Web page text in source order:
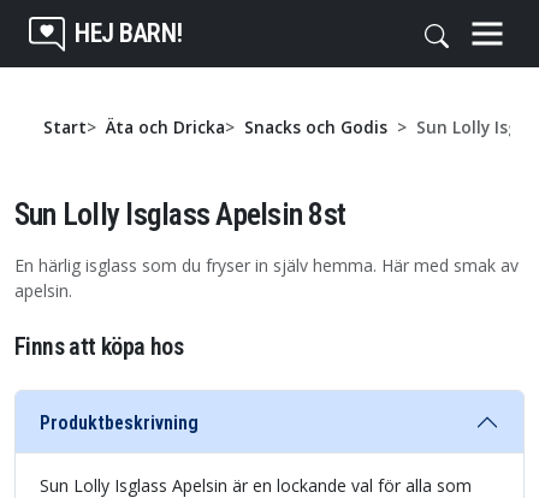
HEJ BARN!
Start Äta och Dricka Snacks och Godis Sun Lolly
Sun Lolly Isglass Apelsin 8st
En härlig isglass som du fryser in själv hemma. Här med smak av
apelsin.
Finns att köpa hos
Produktbeskrivning
Sun Lolly Isglass Apelsin är en lockande val för alla som